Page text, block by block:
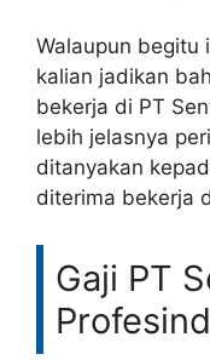
Walaupun begitu
kalian jadikan
bekerja di PT
lebih jelasnya
ditanyakan
diterima bekerja
Gaji PT